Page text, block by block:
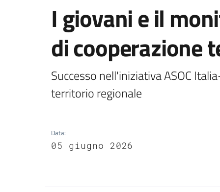
I giovani e il
di cooperazione
Successo nell'iniziativa ASOC
territorio regionale
Data:
05 giugno 2026